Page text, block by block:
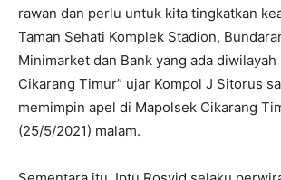
rawan dan perlu untuk kita tingkatkan
Taman Sehati Komplek Stadion,
Minimarket dan Bank yang ada
Cikarang Timur” ujar Kompol J Sitorus
memimpin apel di Mapolsek Cikarang
(25/5/2021) malam.